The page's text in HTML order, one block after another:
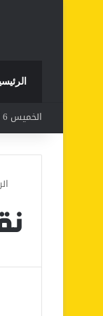
الخميس 6 أغسطس 2026